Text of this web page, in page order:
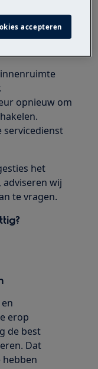
de
opnieuw om
servicedienst
het
wij
te vragen.
erop
de best
Dat
hebben
accepteren